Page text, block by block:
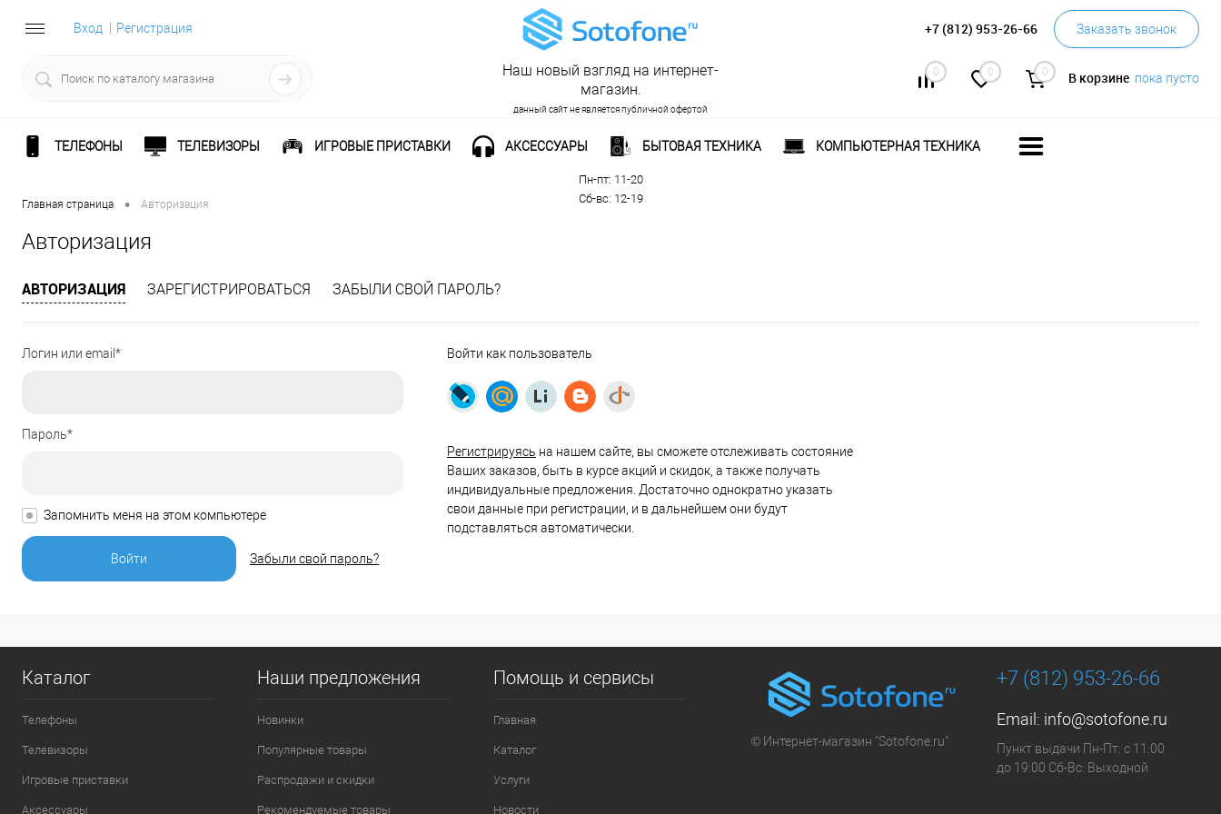
Вход Регистрация +7 (812) 953-26-66 Заказать звонок
0 0 0 В корзине пока пусто
Наш новый взгляд на интернет-
магазин.
данный сайт не является публичной офертой
Рабочее время:
Пн-пт: 11-20
Сб-вс: 12-19
ТЕЛЕФОНЫ ТЕЛЕВИЗОРЫ ИГРОВЫЕ ПРИСТАВКИ АКСЕССУАРЫ БЫТОВАЯ ТЕХНИКА КОМПЬЮТЕРНАЯ ТЕХНИКА
Главная страница • Авторизация
Авторизация
АВТОРИЗАЦИЯ ЗАРЕГИСТРИРОВАТЬСЯ ЗАБЫЛИ СВОЙ ПАРОЛЬ?
Логин или email*
Пароль*
Запомнить меня на этом компьютере
Забыли свой пароль?
Войти как пользователь
Регистрируясь на нашем сайте, вы сможете отслеживать состояние
Ваших заказов, быть в курсе акций и скидок, а также получать
индивидуальные предложения. Достаточно однократно указать
свои данные при регистрации, и в дальнейшем они будут
подставляться автоматически.
Каталог
Телефоны
Телевизоры
Игровые приставки
Аксессуары
Наши предложения
Новинки
Популярные товары
Распродажи и скидки
Рекомендуемые товары
Помощь и сервисы
Главная
Каталог
Услуги
Новости
© Интернет-магазин "Sotofone.ru"
+7 (812) 953-26-66
Email: info@sotofone.ru
Пункт выдачи Пн-Пт: с 11:00
до 19:00 Сб-Вс: Выходной